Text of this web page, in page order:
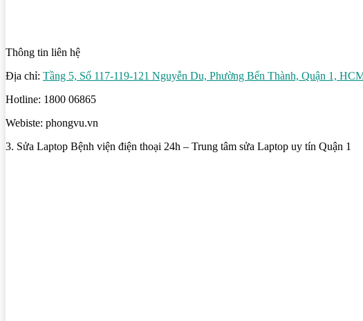
Thông tin liên hệ
Địa chỉ: Tầng 5, Số 117-119-121 Nguyễn Du, Phường Bến Thành, Quận 1,
Hotline: 1800 06865
Webiste: phongvu.vn
3. Sửa Laptop Bệnh viện điện thoại 24h – Trung tâm sửa Laptop uy tín Quận 1